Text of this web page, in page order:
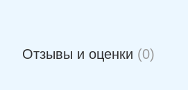
Отзывы и оценки (0)